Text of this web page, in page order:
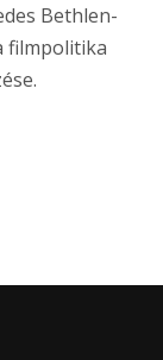
Bethlen-
filmpolitika